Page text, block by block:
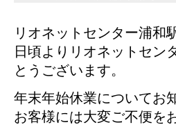
リオネットセンター浦和
日頃よりリオネットセン
とうございます。
年末年始休業についてお
お客様には大変ご不便を